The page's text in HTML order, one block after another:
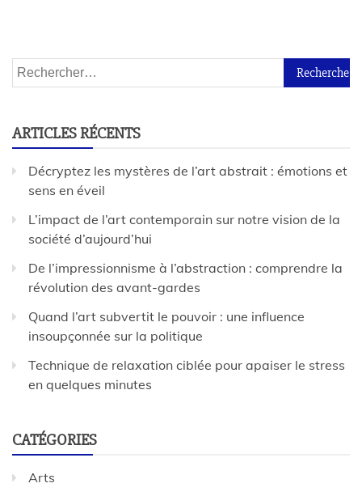
ARTICLES RÉCENTS
Décryptez les mystères de l’art abstrait : émotions et
sens en éveil
L’impact de l’art contemporain sur notre vision de la
société d’aujourd’hui
De l’impressionnisme à l’abstraction : comprendre la
révolution des avant-gardes
Quand l’art subvertit le pouvoir : une influence
insoupçonnée sur la politique
Technique de relaxation ciblée pour apaiser le stress
en quelques minutes
CATÉGORIES
Arts